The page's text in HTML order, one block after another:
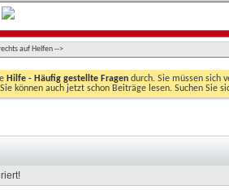
auf Helfen -->
Hilfe - Häufig gestellte Fragen durch. Sie müssen sich
können auch jetzt schon Beiträge lesen. Suchen Sie